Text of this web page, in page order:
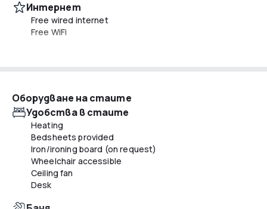
Интернет
Free wired internet
Free WiFi
Hiking/biking trails nearby
Храни и напитки
Barbecue grill(s)
Snack bar/deli
Рецепция
Newspapers in lobby (surcharge)
Оборудване на стаите
Удобства в стаите
Heating
Bedsheets provided
Iron/ironing board (on request)
Wheelchair accessible
Ceiling fan
Desk